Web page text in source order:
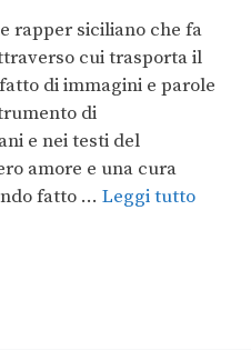
rapper siciliano che fa
cui trasporta il
di immagini e parole
di
e nei testi del
amore e una cura
fatto … Leggi tutto